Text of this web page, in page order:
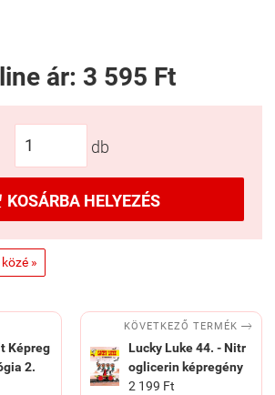
ár: 3 595 Ft
db
KOSÁRBA HELYEZÉS
»
Képreg
2.
KÖVETKEZŐ TERMÉK 
Lucky Luke 44. - Nitr
oglicerin képregény
2 199 Ft